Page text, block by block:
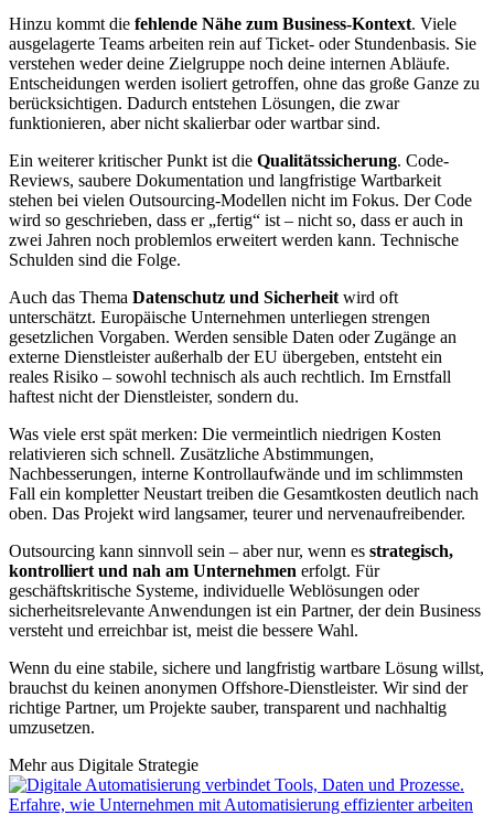
Hinzu kommt die fehlende Nähe zum Business-Kontext. Viele
ausgelagerte Teams arbeiten rein auf Ticket- oder Stundenbasis. Sie
verstehen weder deine Zielgruppe noch deine internen Abläufe.
Entscheidungen werden isoliert getroffen, ohne das große Ganze zu
berücksichtigen. Dadurch entstehen Lösungen, die zwar
funktionieren, aber nicht skalierbar oder wartbar sind.
Ein weiterer kritischer Punkt ist die Qualitätssicherung. Code-
Reviews, saubere Dokumentation und langfristige Wartbarkeit
stehen bei vielen Outsourcing-Modellen nicht im Fokus. Der Code
wird so geschrieben, dass er „fertig“ ist – nicht so, dass er auch in
zwei Jahren noch problemlos erweitert werden kann. Technische
Schulden sind die Folge.
Auch das Thema Datenschutz und Sicherheit wird oft
unterschätzt. Europäische Unternehmen unterliegen strengen
gesetzlichen Vorgaben. Werden sensible Daten oder Zugänge an
externe Dienstleister außerhalb der EU übergeben, entsteht ein
reales Risiko – sowohl technisch als auch rechtlich. Im Ernstfall
haftest nicht der Dienstleister, sondern du.
Was viele erst spät merken: Die vermeintlich niedrigen Kosten
relativieren sich schnell. Zusätzliche Abstimmungen,
Nachbesserungen, interne Kontrollaufwände und im schlimmsten
Fall ein kompletter Neustart treiben die Gesamtkosten deutlich nach
oben. Das Projekt wird langsamer, teurer und nervenaufreibender.
Outsourcing kann sinnvoll sein – aber nur, wenn es strategisch,
kontrolliert und nah am Unternehmen erfolgt. Für
geschäftskritische Systeme, individuelle Weblösungen oder
sicherheitsrelevante Anwendungen ist ein Partner, der dein Business
versteht und erreichbar ist, meist die bessere Wahl.
Wenn du eine stabile, sichere und langfristig wartbare Lösung willst,
brauchst du keinen anonymen Offshore-Dienstleister. Wir sind der
richtige Partner, um Projekte sauber, transparent und nachhaltig
umzusetzen.
Mehr aus Digitale Strategie